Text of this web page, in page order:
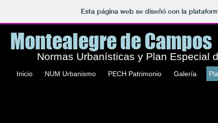
Esta página web se diseñó con la
Montealegre de
Normas Urbanísticas y Plan Especial
Inicio NUM Urbanismo PECH Patrimonio Galería